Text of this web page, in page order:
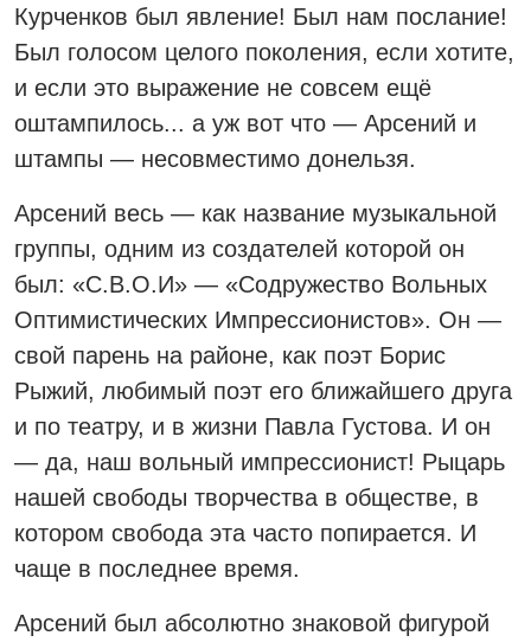
Курченков был явление! Был нам послание!
Был голосом целого поколения, если хотите,
и если это выражение не совсем ещё
оштампилось... а уж вот что — Арсений и
штампы — несовместимо донельзя.
Арсений весь — как название музыкальной
группы, одним из создателей которой он
был: «С.В.О.И» — «Содружество Вольных
Оптимистических Импрессионистов». Он —
свой парень на районе, как поэт Борис
Рыжий, любимый поэт его ближайшего друга
и по театру, и в жизни Павла Густова. И он
— да, наш вольный импрессионист! Рыцарь
нашей свободы творчества в обществе, в
котором свобода эта часто попирается. И
чаще в последнее время.
Арсений был абсолютно знаковой фигурой